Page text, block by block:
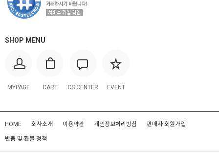
SHOP MENU
MYPAGE CART CS CENTER EVENT
HOME 회사소개 이용약관 개인정보처리방침 판매자 회원가입
반품 및 환불 정책